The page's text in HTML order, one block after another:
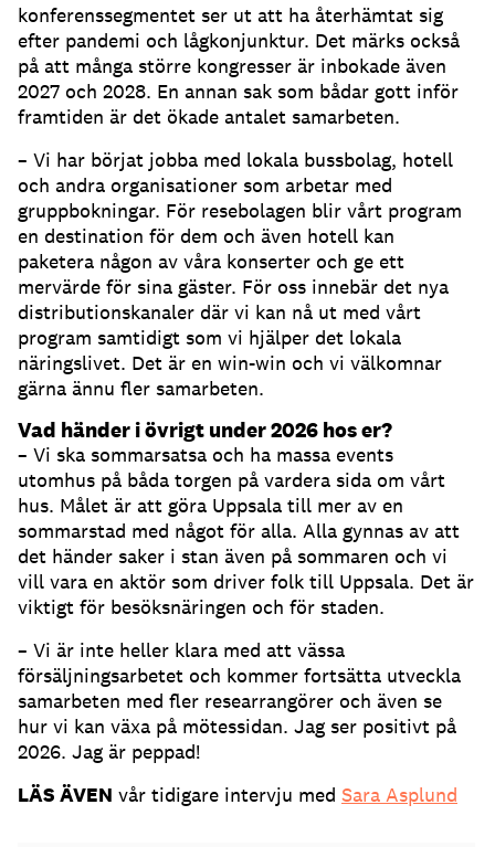
konferenssegmentet ser ut att ha återhämtat sig
efter pandemi och lågkonjunktur. Det märks också
på att många större kongresser är inbokade även
2027 och 2028. En annan sak som bådar gott inför
framtiden är det ökade antalet samarbeten.
– Vi har börjat jobba med lokala bussbolag, hotell
och andra organisationer som arbetar med
gruppbokningar. För resebolagen blir vårt program
en destination för dem och även hotell kan
paketera någon av våra konserter och ge ett
mervärde för sina gäster. För oss innebär det nya
distributionskanaler där vi kan nå ut med vårt
program samtidigt som vi hjälper det lokala
näringslivet. Det är en win-win och vi välkomnar
gärna ännu fler samarbeten.
Vad händer i övrigt under 2026 hos er?
– Vi ska sommarsatsa och ha massa events
utomhus på båda torgen på vardera sida om vårt
hus. Målet är att göra Uppsala till mer av en
sommarstad med något för alla. Alla gynnas av att
det händer saker i stan även på sommaren och vi
vill vara en aktör som driver folk till Uppsala. Det är
viktigt för besöksnäringen och för staden.
– Vi är inte heller klara med att vässa
försäljningsarbetet och kommer fortsätta utveckla
samarbeten med fler researrangörer och även se
hur vi kan växa på mötessidan. Jag ser positivt på
2026. Jag är peppad!
LÄS ÄVEN vår tidigare intervju med Sara Asplund